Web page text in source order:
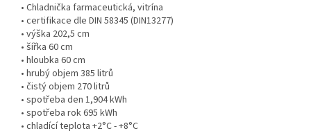
• Chladnička farmaceutická, vitrína
• certifikace dle DIN 58345 (DIN13277)
• výška 202,5 cm
• šířka 60 cm
• hloubka 60 cm
• hrubý objem 385 litrů
• čistý objem 270 litrů
• spotřeba den 1,904 kWh
• spotřeba rok 695 kWh
• chladící teplota +2°C - +8°C